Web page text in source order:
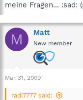
meine Fragen... :sad:
M Matt
New member
Mar 31, 2009
radi7777 said: